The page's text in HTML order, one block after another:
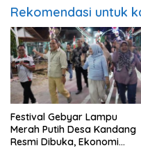
Rekomendasi untuk
Festival Gebyar Lampu
Merah Putih Desa Kandang
Resmi Dibuka, Ekonomi